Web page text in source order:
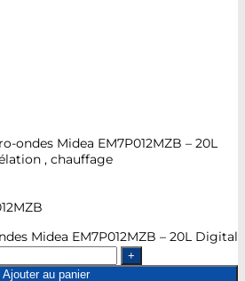
ondes Midea EM7P012MZB – 20L
, chauffage
Midea EM7P012MZB – 20L Digital
Ajouter au panier